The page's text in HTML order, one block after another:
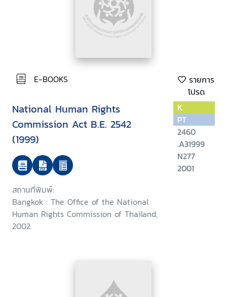
E-BOOKS
รายการ
โปรด
National Human Rights
Commission Act B.E. 2542
(1999)
สถานที่พิมพ์:
Bangkok : The Office of the National
Human Rights Commission of Thailand,
2002.
K
PT
2460
.A31999
N277
2001